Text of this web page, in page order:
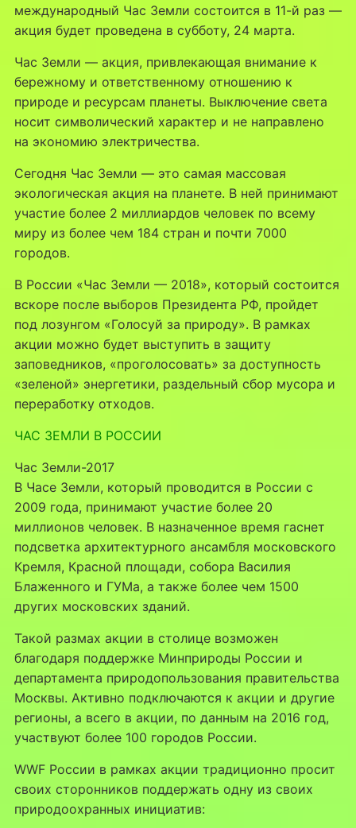
международный Час Земли состоится в 11-й раз —
акция будет проведена в субботу, 24 марта.
Час Земли — акция, привлекающая внимание к
бережному и ответственному отношению к
природе и ресурсам планеты. Выключение света
носит символический характер и не направлено
на экономию электричества.
Сегодня Час Земли — это самая массовая
экологическая акция на планете. В ней принимают
участие более 2 миллиардов человек по всему
миру из более чем 184 стран и почти 7000
городов.
В России «Час Земли — 2018», который состоится
вскоре после выборов Президента РФ, пройдет
под лозунгом «Голосуй за природу». В рамках
акции можно будет выступить в защиту
заповедников, «проголосовать» за доступность
«зеленой» энергетики, раздельный сбор мусора и
переработку отходов.
ЧАС ЗЕМЛИ В РОССИИ
Час Земли-2017
В Часе Земли, который проводится в России с
2009 года, принимают участие более 20
миллионов человек. В назначенное время гаснет
подсветка архитектурного ансамбля московского
Кремля, Красной площади, собора Василия
Блаженного и ГУМа, а также более чем 1500
других московских зданий.
Такой размах акции в столице возможен
благодаря поддержке Минприроды России и
департамента природопользования правительства
Москвы. Активно подключаются к акции и другие
регионы, а всего в акции, по данным на 2016 год,
участвуют более 100 городов России.
WWF России в рамках акции традиционно просит
своих сторонников поддержать одну из своих
природоохранных инициатив: